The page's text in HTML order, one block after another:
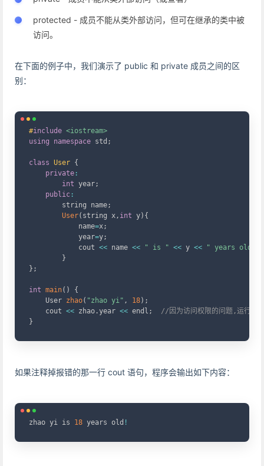
protected - 成员不能从类外部访问，但可在继承的类中被
访问。
在下面的例子中，我们演示了 public 和 private 成员之间的区
别：
#include <iostream>
using
namespace std ;
class User {
private :
int year ;
public :
        string name
;
User( string x , int y) {
            name
=x ;
            year
=y ;
            cout
<< name << " is " << y <<
" years old!"
}
} ;
int main( )
{
    User
zhao( "zhao yi" , 18) ;
    cout
<< zhao .year << endl ;
//因为访问权限的问题,运行到
}
如果注释掉报错的那一行 cout 语句，程序会输出如下内容：
zhao yi is 18 years old !